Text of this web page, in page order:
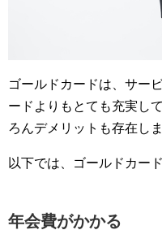
ゴールドカードは、サー
ードよりもとても充実し
ろんデメリットも存在しま
以下では、ゴールドカー
年会費がかかる